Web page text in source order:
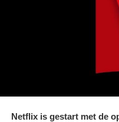
Netflix is gestart met de